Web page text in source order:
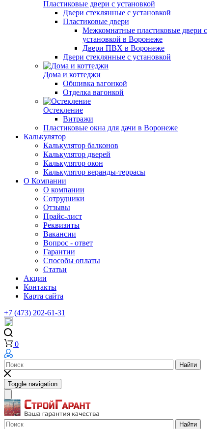
Пластиковые двери с установкой
Двери стеклянные с установкой
Пластиковые двери
Межкомнатные пластиковые двери с
установкой в Воронеже
Двери ПВХ в Воронеже
Двери стеклянные с установкой
Дома и коттеджи
Обшивка вагонкой
Отделка вагонкой
Остекление
Витражи
Пластиковые окна для дачи в Воронеже
Калькулятор
Калькулятор балконов
Калькулятор дверей
Калькулятор окон
Калькулятор веранды-террасы
О Компании
О компании
Сотрудники
Отзывы
Прайс-лист
Реквизиты
Вакансии
Вопрос - ответ
Гарантии
Способы оплаты
Статьи
Акции
Контакты
Карта сайта
+7 (473) 202-61-31
0
Найти
Toggle navigation
Найти